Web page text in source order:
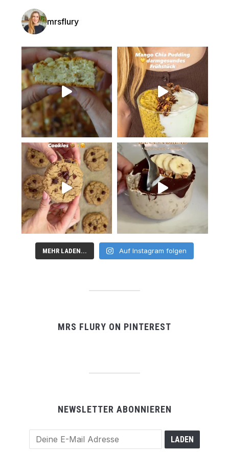
mrsflury
MEHR LADEN... Auf Instagram folgen
MRS FLURY ON PINTEREST
NEWSLETTER ABONNIEREN